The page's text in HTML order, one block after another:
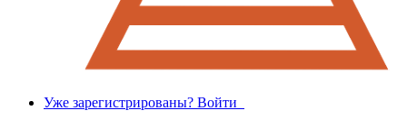
Уже зарегистрированы? Войти